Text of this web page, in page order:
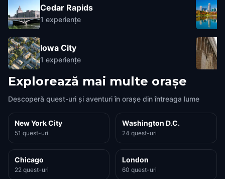
Cedar Rapids
1 experiențe
Iowa City
1 experiențe
Explorează mai multe orașe
Descoperă quest-uri și aventuri în orașe din întreaga lume
New York City
51 quest-uri
Washington D.C.
24 quest-uri
Chicago
22 quest-uri
London
60 quest-uri